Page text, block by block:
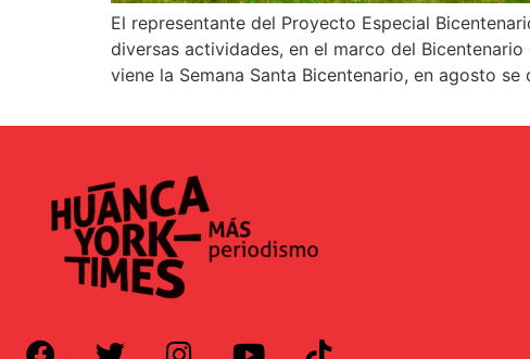
El representante del Proyecto Especial
diversas actividades, en el marco del
viene la Semana Santa Bicentenario, en agosto